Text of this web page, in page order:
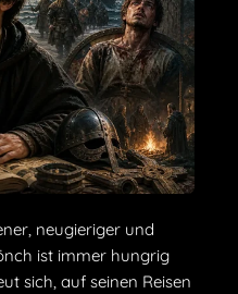
neugieriger und
ist immer hungrig
sich, auf seinen Reisen